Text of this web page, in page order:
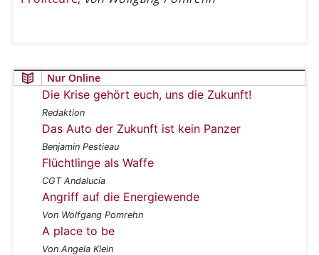
Nur Online
Die Krise gehört euch, uns die Zukunft!
Redaktion
Das Auto der Zukunft ist kein Panzer
Benjamin Pestieau
Flüchtlinge als Waffe
CGT Andalucía
Angriff auf die Energiewende
Von Wolfgang Pomrehn
A place to be
Von Angela Klein